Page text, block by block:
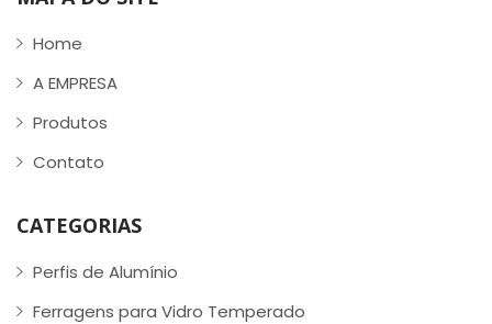
Home
A EMPRESA
Produtos
Contato
CATEGORIAS
Perfis de Alumínio
Ferragens para Vidro Temperado